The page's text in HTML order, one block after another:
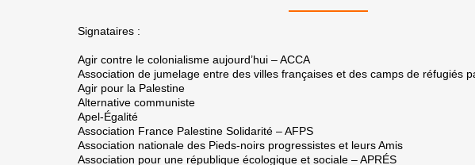
Signataires :
Agir contre le colonialisme aujourd’hui – ACCA
Association de jumelage entre des villes françaises et des camps de réfugiés
Agir pour la Palestine
Alternative communiste
Apel-Égalité
Association France Palestine Solidarité – AFPS
Association nationale des Pieds-noirs progressistes et leurs Amis
Association pour une république écologique et sociale – APRÉS